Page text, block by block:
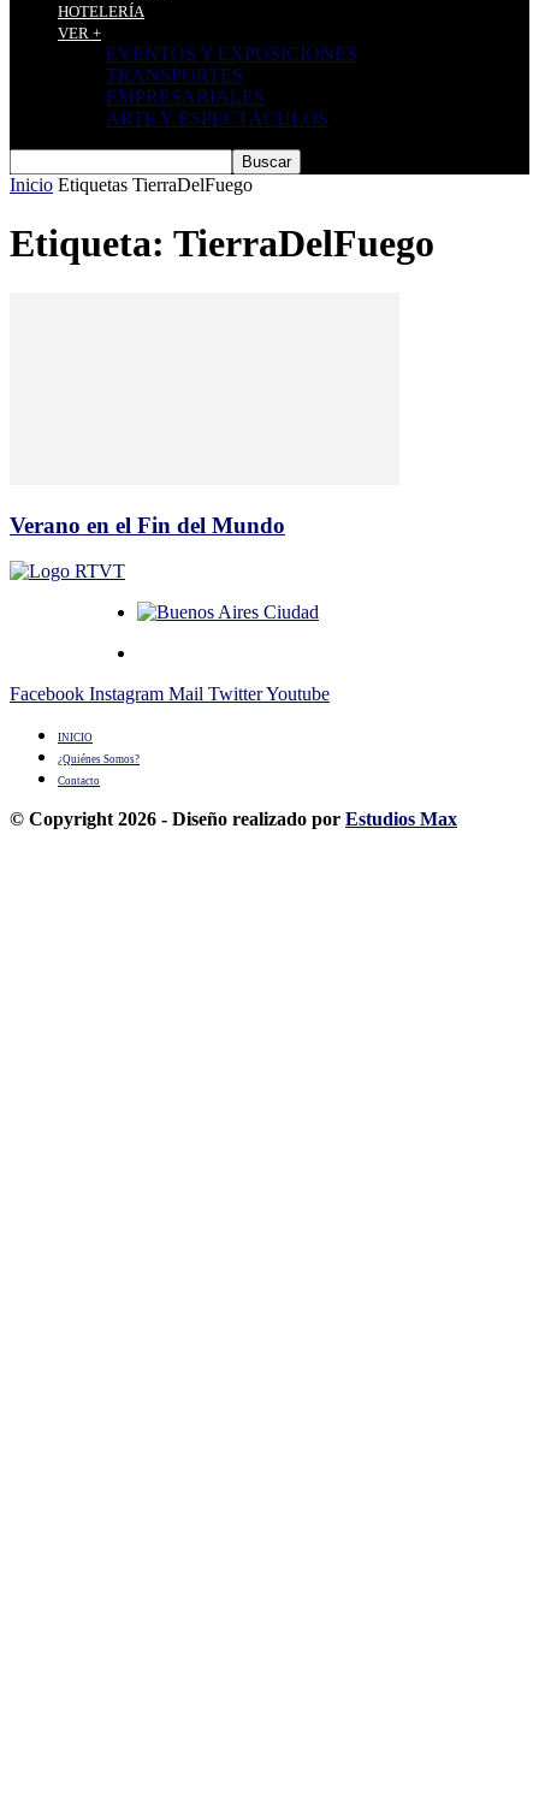
HOTELERÍA
VER +
EVENTOS Y EXPOSICIONES
TRANSPORTES
EMPRESARIALES
ARTE Y ESPECTÁCULOS
Inicio Etiquetas TierraDelFuego
Etiqueta: TierraDelFuego
Verano en el Fin del Mundo
Facebook Instagram Mail TwitterYoutube
INICIO
¿Quiénes Somos?
Contacto
© Copyright 2026 - Diseño realizado por Estudios Max